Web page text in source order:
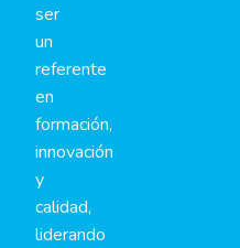
ser
un
referente
en
formación,
innovación
y
calidad,
liderando